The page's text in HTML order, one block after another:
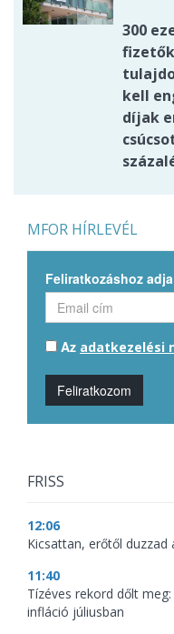
300
kell
díjak
MFOR HÍRLEVÉL
Feliratkozáshoz
Az adatkezelési
Feliratkozom
FRISS
12:06
Kicsattan, erőtől
11:40
Tízéves rekord dőlt
infláció júliusban